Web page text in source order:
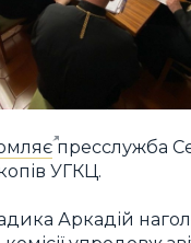
пресслужба
УГКЦ.
Аркадій